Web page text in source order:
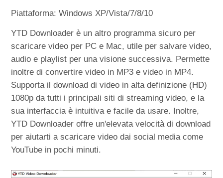
Piattaforma: Windows XP/Vista/7/8/10
YTD Downloader è un altro programma sicuro per
scaricare video per PC e Mac, utile per salvare video,
audio e playlist per una visione successiva. Permette
inoltre di convertire video in MP3 e video in MP4.
Supporta il download di video in alta definizione (HD)
1080p da tutti i principali siti di streaming video, e la
sua interfaccia è intuitiva e facile da usare. Inoltre,
YTD Downloader offre un'elevata velocità di download
per aiutarti a scaricare video dai social media come
YouTube in pochi minuti.